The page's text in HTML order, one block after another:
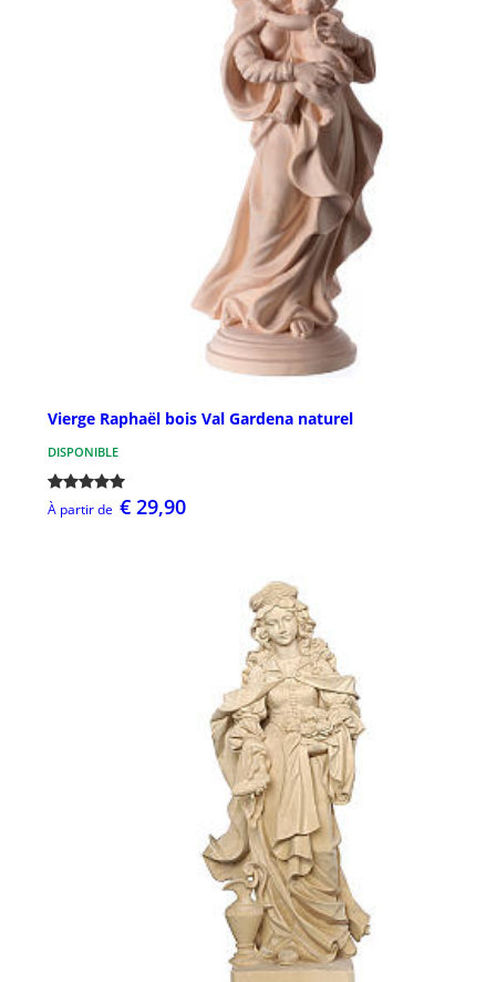
Vierge Raphaël bois Val Gardena naturel
DISPONIBLE
À partir de € 29,90